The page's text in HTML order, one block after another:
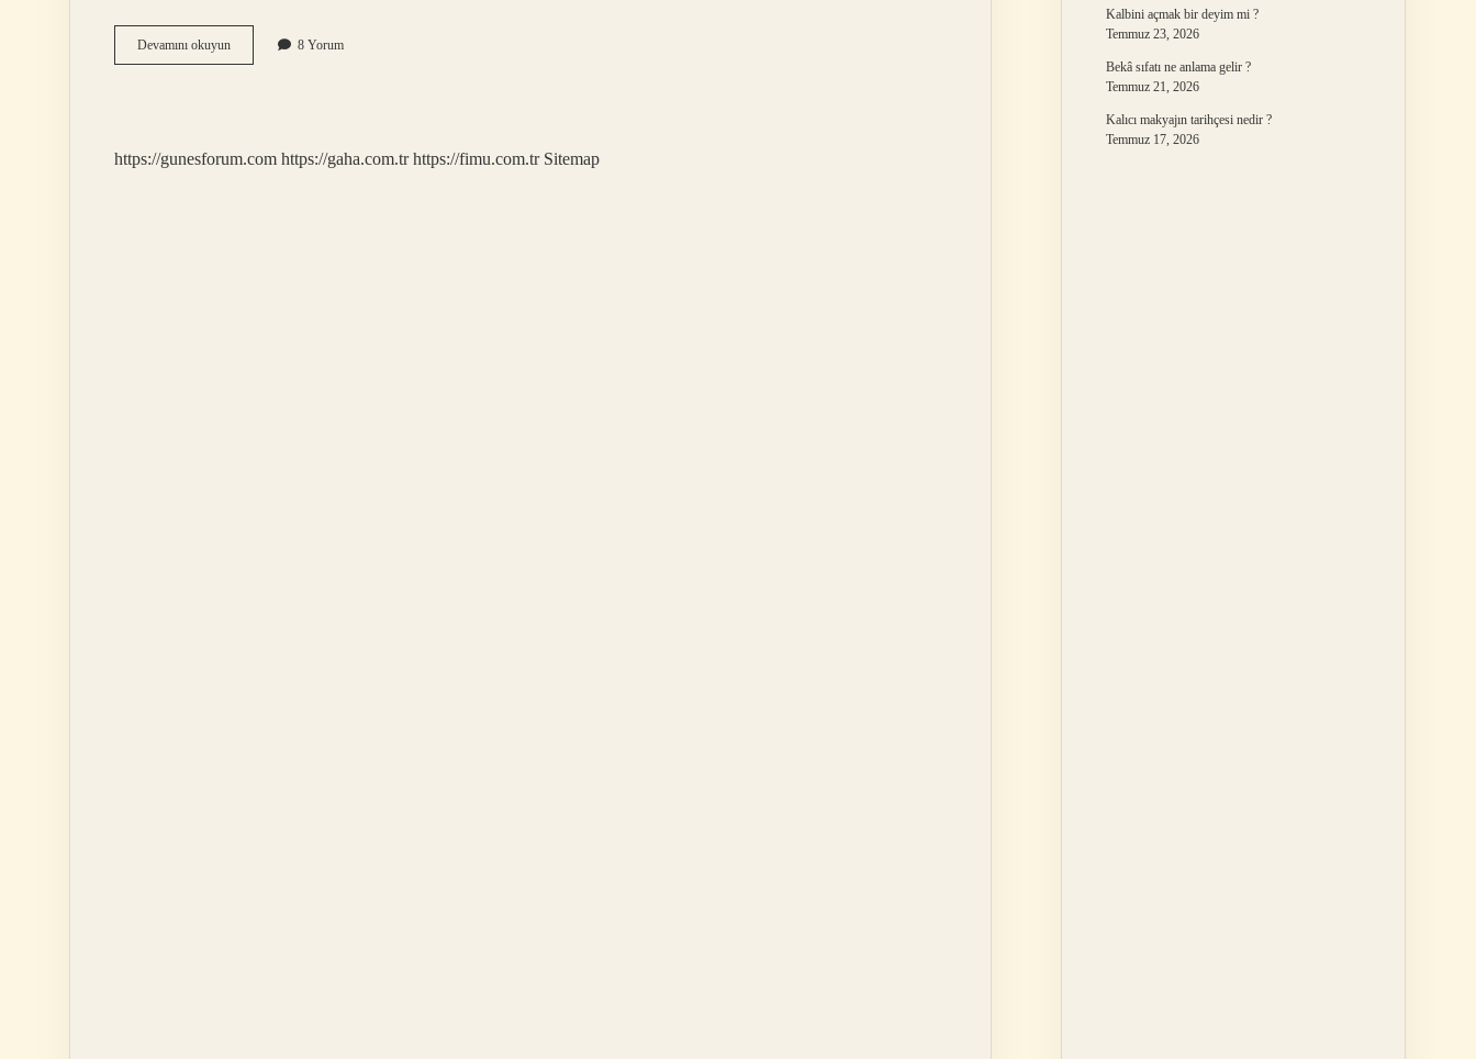
Devamını okuyunÇöllerin
Oluşumunda
8 Yorum
https://gunesforum.com https://gaha.com.tr https://fimu.com.tr Sitemap
Kalbini açmak bir deyim mi ?
Temmuz 23, 2026
Bekâ sıfatı ne anlama gelir ?
Temmuz 21, 2026
Kalıcı makyajın tarihçesi nedir ?
Temmuz 17, 2026